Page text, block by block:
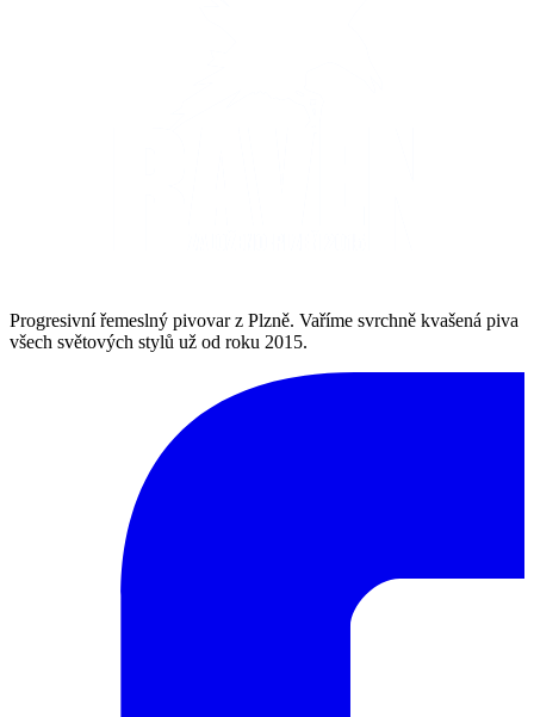
Progresivní řemeslný pivovar z Plzně. Vaříme svrchně kvašená piva
všech světových stylů už od roku 2015.